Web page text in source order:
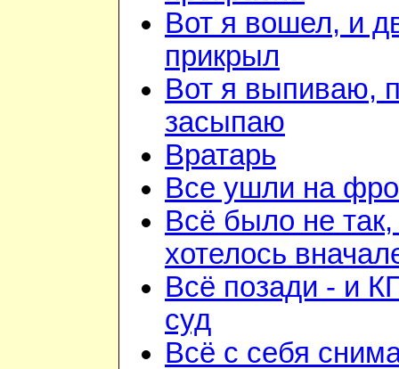
Вот я вошел, и
прикрыл
Вот я выпиваю,
засыпаю
Вратарь
Все ушли на
Всё было не так,
хотелось
Всё позади - и
суд
Всё с себя